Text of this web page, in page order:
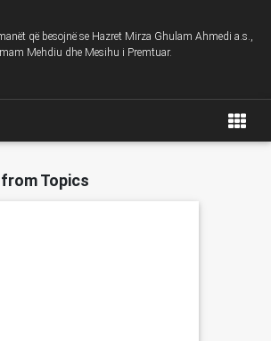
që besojnë se Hazret Mirza Ghulam Ahmedi a.s.,
Mehdiu dhe Mesihu i Premtuar.
Topics